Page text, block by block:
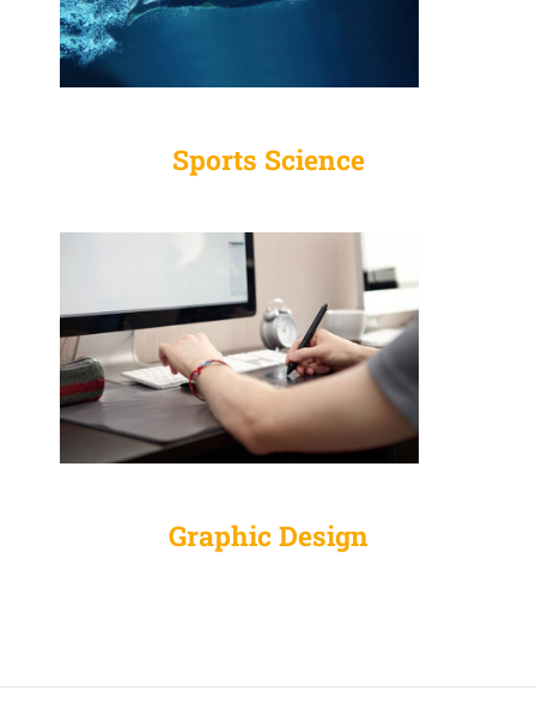
Sports Science
Graphic Design